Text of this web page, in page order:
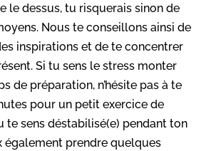
le dessus, tu risquerais sinon de
Nous te conseillons ainsi de
inspirations et de te concentrer
Si tu sens le stress monter
de préparation, n’hésite pas à te
pour un petit exercice de
te sens déstabilisé(e) pendant ton
également prendre quelques